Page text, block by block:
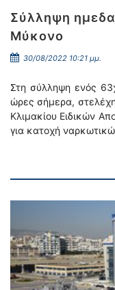
Σύλληψη
Μύκονο
30/08/2022 10:21 μμ.
Στη σύλληψη ενός
ώρες σήμερα,
Κλιμακίου Ειδικών
για κατοχή